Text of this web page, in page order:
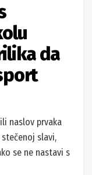
da
naslov prvaka
slavi,
se ne nastavi s